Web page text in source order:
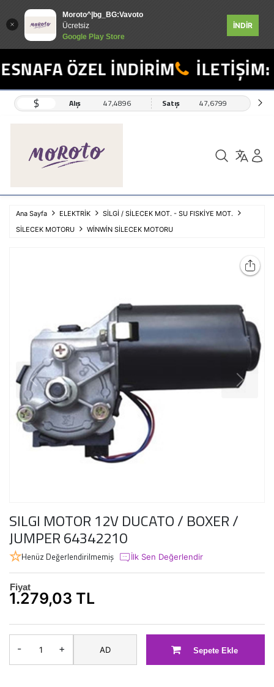
Moroto^|bg_BG:Vavoto
Ücretsiz
Google Play Store
İNDİR
ÖZEL İNDİRİM İLETİŞİM:
$ Alış 47,4896 Satış 47,6799
Ana Sayfa ELEKTRİK
SİLGİ / SİLECEK MOT. - SU FISKİYE MOT.
SİLECEK MOTORU
WİNWİN SİLECEK MOTORU
SILGI MOTOR 12V DUCATO / BOXER /
JUMPER 64342210
Henüz Değerlendirilmemiş İlk Sen Değerlendir
Fiyat
1.279,03 TL
- + AD Sepete Ekle